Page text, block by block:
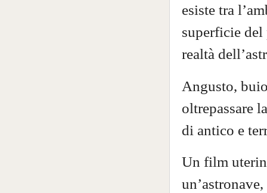
esiste tra
superficie
realtà
Angusto,
oltrepassare
di antico e
Un film